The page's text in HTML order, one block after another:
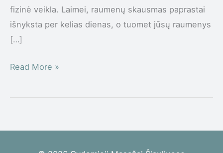
fizinė veikla. Laimei, raumenų skausmas paprastai
išnyksta per kelias dienas, o tuomet jūsų raumenys
[…]
Read More »